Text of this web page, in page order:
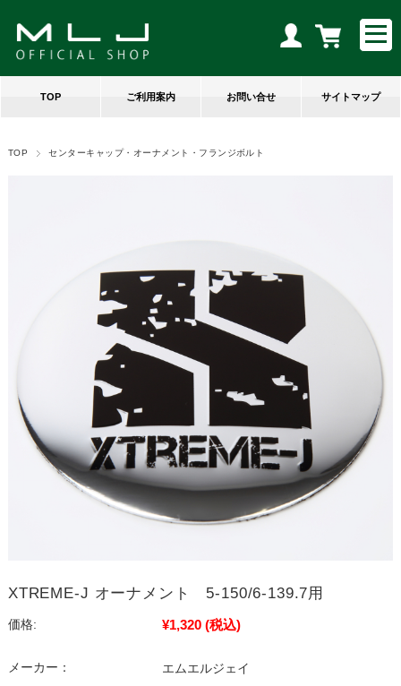
TOP ご利用案内 お問い合せ サイトマップ
TOP センターキャップ・オーナメント・フランジボルト
XTREME-J オーナメント 5-150/6-139.7用
価格: ¥1,320 (税込)
メーカー：
エムエルジェイ